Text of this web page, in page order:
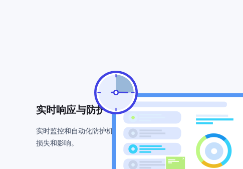
实时响应与防护
实时监控和自动化防护机制，帮助企业快速响应安全事件，减少潜在
损失和影响。